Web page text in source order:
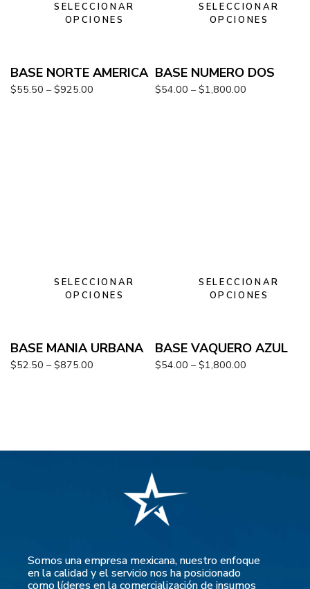
SELECCIONAR
OPCIONES
BASE NORTE AMERICA
$55.50 – $925.00
SELECCIONAR
OPCIONES
BASE NUMERO DOS
$54.00 – $1,800.00
SELECCIONAR
OPCIONES
BASE MANIA URBANA
$52.50 – $875.00
SELECCIONAR
OPCIONES
BASE VAQUERO AZUL
$54.00 – $1,800.00
Somos una empresa mexicana, nuestro enfoque
en la calidad y el servicio nos ha posicionado
como líderes en la comercialización de insumos